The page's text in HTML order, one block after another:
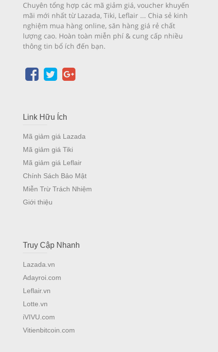
Chuyên tổng hợp các mã giảm giá, voucher khuyến
mãi mới nhất từ Lazada, Tiki, Leflair ... Chia sẻ kinh
nghiệm mua hàng online, săn hàng giá rẻ chất
lượng cao. Hoàn toàn miễn phí & cung cấp nhiều
thông tin bổ ích đến bạn.
Link Hữu Ích
Mã giảm giá Lazada
Mã giảm giá Tiki
Mã giảm giá Leflair
Chính Sách Bảo Mật
Miễn Trừ Trách Nhiệm
Giới thiệu
Truy Cập Nhanh
Lazada.vn
Adayroi.com
Leflair.vn
Lotte.vn
iVIVU.com
Vitienbitcoin.com